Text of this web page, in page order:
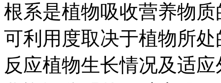
根系是植物吸收营养物
可利用度取决于植物所
反应植物生长情况及适